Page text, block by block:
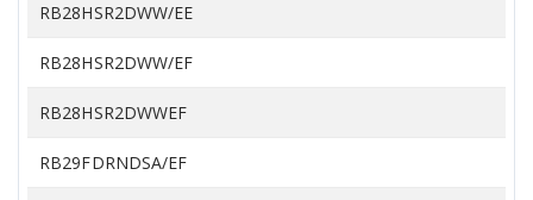
RB28HSR2DWW/EE
RB28HSR2DWW/EF
RB28HSR2DWWEF
RB29FDRNDSA/EF